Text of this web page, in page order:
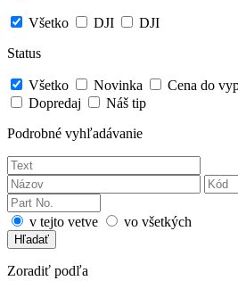
Všetko DJI
DJI
Status
Všetko Novinka Cena do
Dopredaj
Náš tip
Podrobné vyhľadávanie
v tejto vetve vo všetkých
Hľadať
Zoradiť podľa